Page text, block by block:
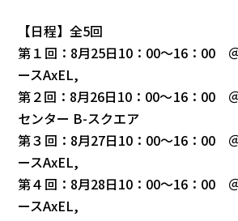
【日程】全5回
第１回：8月25日10：00〜16：00
ースAxEL,
第２回：8月26日10：00〜16：00
センター B-スクエア
第３回：8月27日10：00〜16：00
ースAxEL,
第４回：8月28日10：00〜16：00
ースAxEL,